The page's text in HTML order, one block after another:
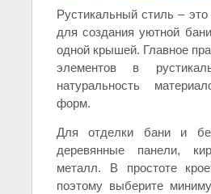
Рустикальный стиль –
для создания уютной
одной крышей. Главное
элементов в
натуральность
форм.
Для отделки бани и
деревянные панели,
металл. В простоте
поэтому выберите